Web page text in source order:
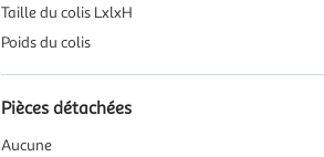
Taille du colis LxlxH
Poids du colis
Pièces détachées
Aucune